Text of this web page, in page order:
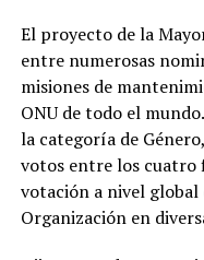
El proyecto de la
entre numerosas
misiones de
ONU de todo el
la categoría de
votos entre los cuatro
votación a nivel
Organización en